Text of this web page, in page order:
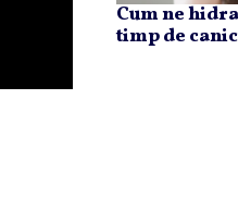
Cum ne
timp de